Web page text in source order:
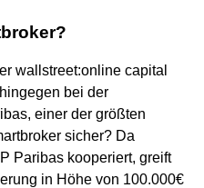
wallstreet:online capital
bei der
einer der größten
sicher? Da
Paribas kooperiert, greift
in Höhe von 100.000€